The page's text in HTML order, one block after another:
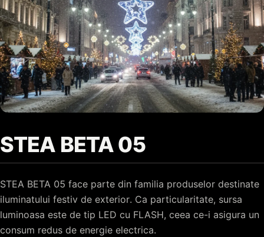
STEA BETA 05
STEA BETA 05 face parte din familia produselor destinate
iluminatului festiv de exterior. Ca particularitate, sursa
luminoasa este de tip LED cu FLASH, ceea ce-i asigura un
consum redus de energie electrica.